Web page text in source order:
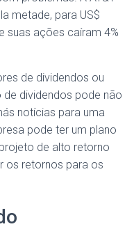
metade, para US$
suas ações caíram 4%
de dividendos ou
dividendos pode não
notícias para uma
pode ter um plano
de alto retorno
os retornos para os